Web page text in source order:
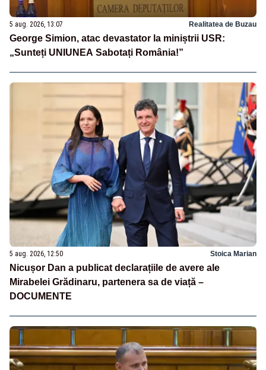
5 aug. 2026, 13:07 Realitatea de Buzau
George Simion, atac devastator la miniștrii USR:
„Sunteți UNIUNEA Sabotați România!”
5 aug. 2026, 12:50 Stoica Marian
Nicușor Dan a publicat declarațiile de avere ale
Mirabelei Grădinaru, partenera sa de viață –
DOCUMENTE